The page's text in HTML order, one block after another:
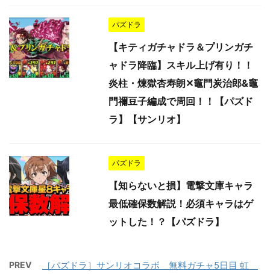
パズドラ
【キティガチャドラ＆プリンガチ
ャドラ降臨】スキル上げ有り！！
炎柱・煉獄杏寿朗✕竈門炭治郎&竈
門禰豆子編成で周回！！【パズド
ラ】【サンリオ】
パズドラ
【知らないと損】電撃文庫キャラ
最低確保数解説！必須キャラはゲ
ットした！？【パズドラ】
PREV
［パズドラ］サンリオコラボ 無料ガチャ5日目 虹